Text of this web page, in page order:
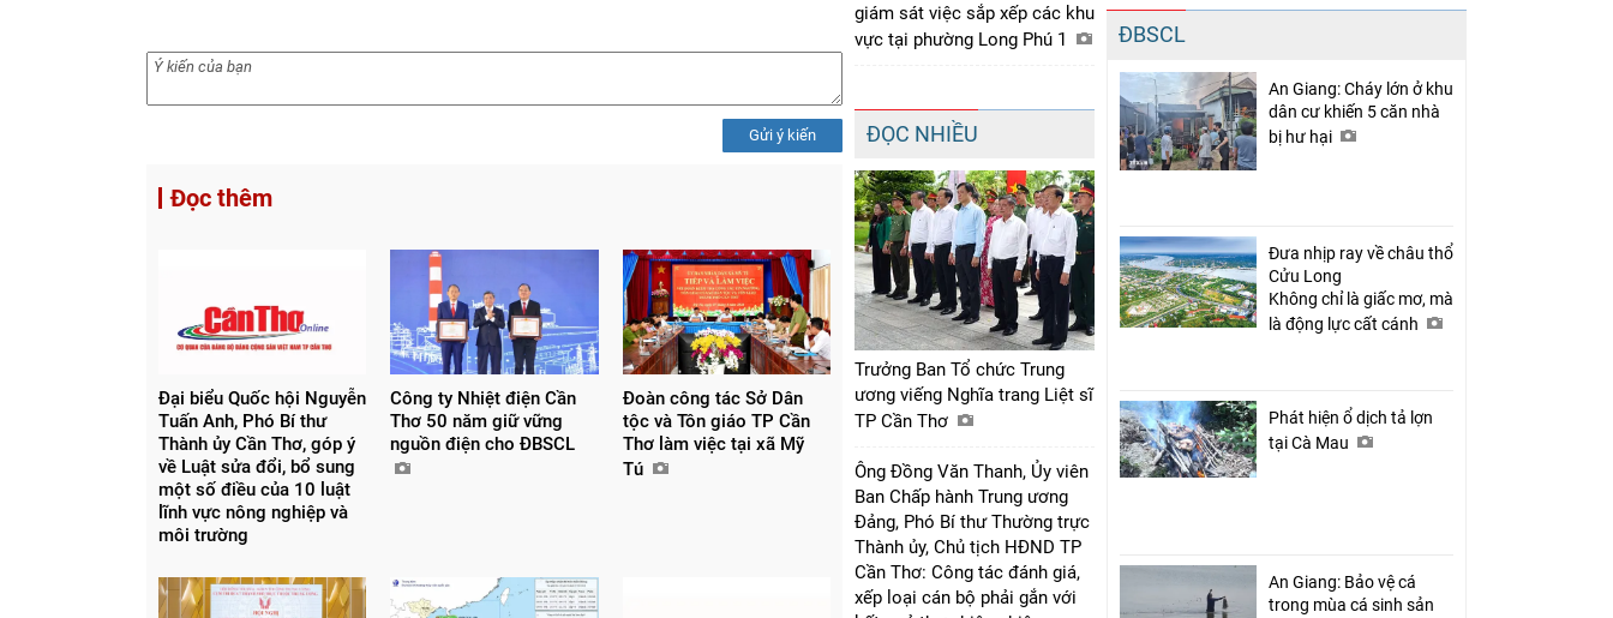
Gửi ý kiến
Đọc thêm
Đại biểu Quốc hội Nguyễn
Tuấn Anh, Phó Bí thư
Thành ủy Cần Thơ, góp ý
về Luật sửa đổi, bổ sung
một số điều của 10 luật
lĩnh vực nông nghiệp và
môi trường
Công ty Nhiệt điện Cần
Thơ 50 năm giữ vững
nguồn điện cho ĐBSCL
Đoàn công tác Sở Dân
tộc và Tôn giáo TP Cần
Thơ làm việc tại xã Mỹ
Tú
giám sát việc sắp xếp các khu
vực tại phường Long Phú 1
ĐỌC NHIỀU
Trưởng Ban Tổ chức Trung
ương viếng Nghĩa trang Liệt sĩ
TP Cần Thơ
Ông Đồng Văn Thanh, Ủy viên
Ban Chấp hành Trung ương
Đảng, Phó Bí thư Thường trực
Thành ủy, Chủ tịch HĐND TP
Cần Thơ: Công tác đánh giá,
xếp loại cán bộ phải gắn với
ĐBSCL
An Giang: Cháy lớn ở khu
dân cư khiến 5 căn nhà
bị hư hại
Đưa nhịp ray về châu thổ
Cửu Long
Không chỉ là giấc mơ, mà
là động lực cất cánh
Phát hiện ổ dịch tả lợn
tại Cà Mau
An Giang: Bảo vệ cá
trong mùa cá sinh sản